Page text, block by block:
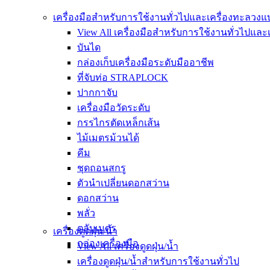
เครื่องมือสำหรับการใช้งานทั่วไปและเครื่องทะลวง
View All เครื่องมือสำหรับการใช้งานทั่วไปแล
บันได
กล่องเก็บเครื่องมือระดับมืออาชีพ
ที่จับท่อ STRAPLOCK
ปากกาจับ
เครื่องมือวัดระดับ
กรรไกรตัดเหล็กเส้น
ไม้เมตรม้วนได้
คีม
ชุดถอนสกรู
ตัวนำเปลี่ยนดอกสว่าน
ดอกสว่าน
พลั่ว
ตลับเมตร
กล่องเครื่องมือ
เครื่องดูดฝุ่น/น้ำ
View All เครื่องดูดฝุ่น/น้ำ
เครื่องดูดฝุ่น/น้ำสำหรับการใช้งานทั่วไป